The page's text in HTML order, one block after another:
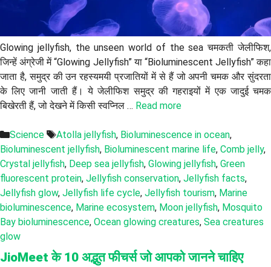
Glowing jellyfish, the unseen world of the sea चमकती जेलीफिश,
जिन्हें अंग्रेजी में “Glowing Jellyfish” या “Bioluminescent Jellyfish” कहा
जाता है, समुद्र की उन रहस्यमयी प्रजातियों में से हैं जो अपनी चमक और सुंदरता
के लिए जानी जाती हैं। ये जेलीफिश समुद्र की गहराइयों में एक जादुई चमक
बिखेरती हैं, जो देखने में किसी स्वप्निल … Read more
Categories
Science Tags
Atolla jellyfish, Bioluminescence in ocean,
Bioluminescent jellyfish, Bioluminescent marine life, Comb jelly,
Crystal jellyfish, Deep sea jellyfish, Glowing jellyfish, Green
fluorescent protein, Jellyfish conservation, Jellyfish facts,
Jellyfish glow, Jellyfish life cycle, Jellyfish tourism, Marine
bioluminescence, Marine ecosystem, Moon jellyfish, Mosquito
Bay bioluminescence, Ocean glowing creatures, Sea creatures
glow
JioMeet के 10 अद्भुत फीचर्स जो आपको जानने चाहिए